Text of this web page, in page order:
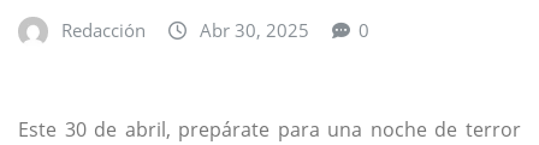
Redacción Abr 30, 2025 0
Este 30 de abril, prepárate para una noche de terror